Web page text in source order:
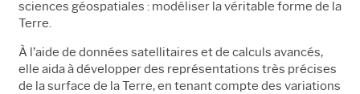
sciences géospatiales : modéliser la véritable forme de la
Terre.
À l’aide de données satellitaires et de calculs avancés,
elle aida à développer des représentations très précises
de la surface de la Terre, en tenant compte des variations